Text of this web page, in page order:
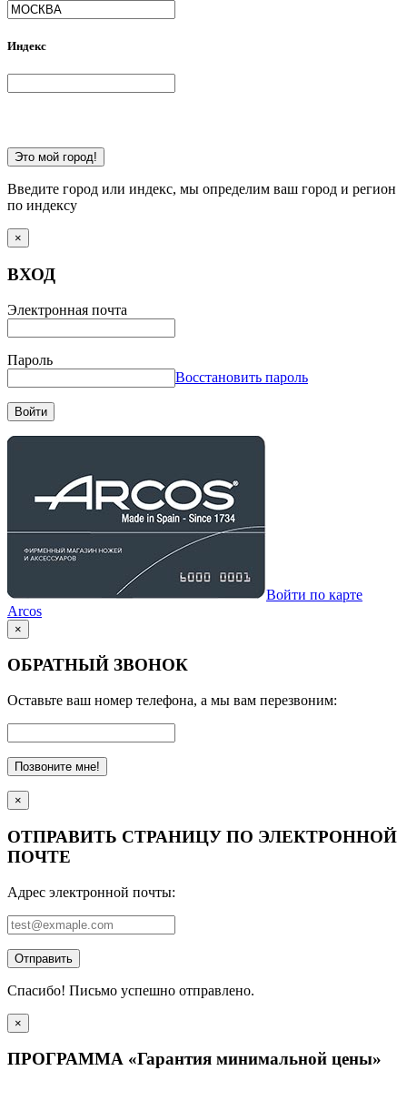
Индекс
Это мой город!
Введите город или индекс, мы определим ваш город и регион
по индексу
×
ВХОД
Электронная почта
Пароль
Восстановить пароль
Войти
Войти по карте
Arcos
×
ОБРАТНЫЙ ЗВОНОК
Оставьте ваш номер телефона, а мы вам перезвоним:
Позвоните мне!
×
ОТПРАВИТЬ СТРАНИЦУ ПО ЭЛЕКТРОННОЙ
ПОЧТЕ
Адрес электронной почты:
Отправить
Спасибо! Письмо успешно отправлено.
×
ПРОГРАММА «Гарантия минимальной цены»